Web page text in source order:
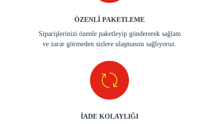
ÖZENLİ PAKETLEME
Siparişlerinizi özenle paketleyip göndererek sağlam
ve zarar görmeden sizlere ulaşmasını sağlıyoruz.
İADE KOLAYLIĞI